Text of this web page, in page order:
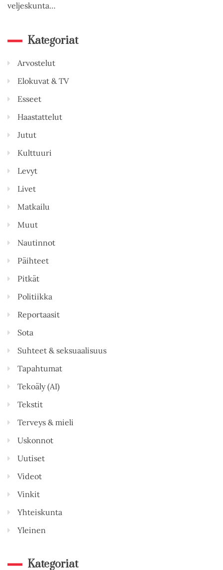
veljeskunta…
Kategoriat
Arvostelut
Elokuvat & TV
Esseet
Haastattelut
Jutut
Kulttuuri
Levyt
Livet
Matkailu
Muut
Nautinnot
Päihteet
Pitkät
Politiikka
Reportaasit
Sota
Suhteet & seksuaalisuus
Tapahtumat
Tekoäly (AI)
Tekstit
Terveys & mieli
Uskonnot
Uutiset
Videot
Vinkit
Yhteiskunta
Yleinen
Kategoriat